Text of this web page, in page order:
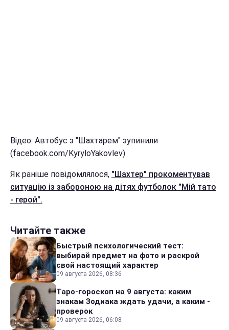
Відео: Автобус з "Шахтарем" зупинили
(facebook.com/KyryloYakovlev)
Як раніше повідомлялося, "Шахтер" прокоментував
ситуацію із забороною на дітях футболок "Мій тато
- герой".
Читайте также
Быстрый психологический тест:
выбирай предмет на фото и раскрой
свой настоящий характер
09 августа 2026, 08:36
Таро-гороскоп на 9 августа: каким
знакам Зодиака ждать удачи, а каким -
проверок
09 августа 2026, 06:08